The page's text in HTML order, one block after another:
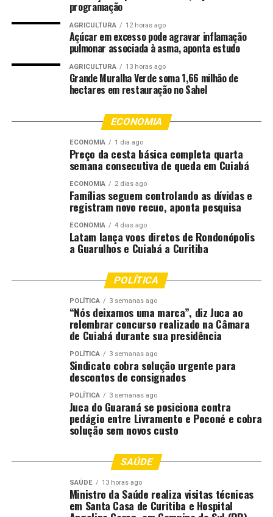
A realização da correição não acarreta suspensão dos
prazos processuais, interrupção do atendimento ao
público ou redesignação de audiências. As atividades no
fórum seguirão normalmente durante todo o período
dos trabalhos.
– Este ano a iniciativa começou no dia
27 de abril e segue até o dia 11 de junho; Tem como
objetivo verificar a regularidade dos serviços judiciais,
avaliar o desempenho das unidades e promover
orientações voltadas ao aprimoramento dos serviços do
A correição ordinária integra as ações permanentes da
CGJ voltadas ao acompanhamento das atividades
judiciais e administrativas das unidades das comarcas,
transparência e da qualidade dos serviços oferecidos
pelo Poder Judiciário.
Autor: Assessoria de Comunicação
Departamento: CGJ-MT
[email protected]
Tribunal de Justiça de MT – MT
Comentários
RELATED TOPICS: COMARCAS
CORREGEDORIA
DESTAQUE NAS POLITICA
POLITICA-MT
programação
AGRICULTURA 12 horas ago
Açúcar em excesso pode agravar inflamação
pulmonar associada à asma, aponta estudo
AGRICULTURA 13 horas ago
Grande Muralha Verde soma 1,66 milhão de
hectares em restauração no Sahel
ECONOMIA
ECONOMIA 1 dia ago
Preço da cesta básica completa quarta
semana consecutiva de queda em Cuiabá
ECONOMIA 2 dias ago
Famílias seguem controlando as dívidas e
registram novo recuo, aponta pesquisa
ECONOMIA 4 dias ago
Latam lança voos diretos de Rondonópolis
a Guarulhos e Cuiabá a Curitiba
POLÍTICA
POLÍTICA 3 semanas ago
“Nós deixamos uma marca”, diz Juca ao
relembrar concurso realizado na Câmara
de Cuiabá durante sua presidência
POLÍTICA 3 semanas ago
Sindicato cobra solução urgente para
descontos de consignados
POLÍTICA 3 semanas ago
Juca do Guaraná se posiciona contra
pedágio entre Livramento e Poconé e cobra
solução sem novos custo
SAÚDE
SAÚDE 13 horas ago
Ministro da Saúde realiza visitas técnicas
em Santa Casa de Curitiba e Hospital